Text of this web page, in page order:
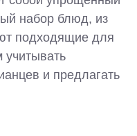
набор блюд, из
подходящие для
и предлагать